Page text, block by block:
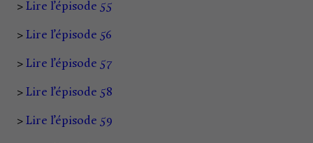
> Lire l’épisode 55
> Lire l’épisode 56
> Lire l’épisode 57
> Lire l’épisode 58
> Lire l’épisode 59